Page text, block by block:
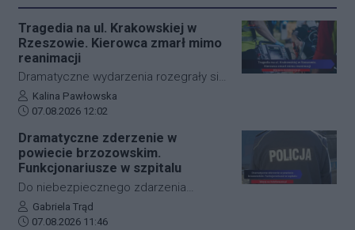
Tragedia na ul. Krakowskiej w
Rzeszowie. Kierowca zmarł mimo
reanimacji
Dramatyczne wydarzenia rozegrały się
w piątkowy poranek na jednej z
najważniejszych arterii
samochodu osobowego
prawdopodobnie doznał nagłego
zatrzymania krążenia w trakcie jazdy.
Mimo błyskawicznej reakcji patroli
policji, strażaków oraz ratowników
Autor artykułu:
Kalina Pawłowska
Data dodania artykułu:
07.08.2026 12:02
Dramatyczne zderzenie w
powiecie brzozowskim.
Funkcjonariusze w szpitalu
Do niebezpiecznego zdarzenia
drogowego doszło w piątek rano w
Starej Wsi (powiat brzozowski). W
Autor artykułu:
Gabriela Trąd
Data dodania artykułu:
07.08.2026 11:46